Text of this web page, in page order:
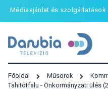
Médiaajánlat és szolgáltatások
Főoldal Műsorok
Tahitótfalu - Önkormányzati ülés